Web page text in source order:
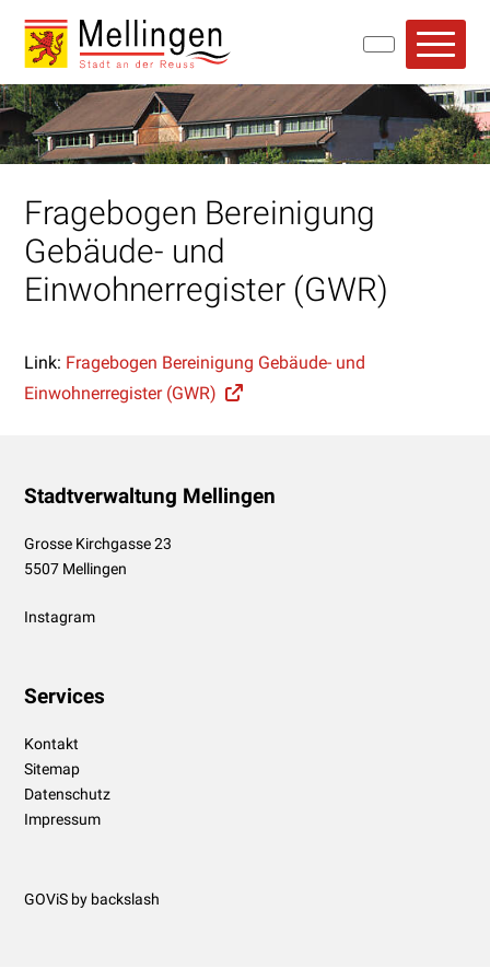
Navigieren in Mellingen
Schnellnavigation
Fragebogen Bereinigung
Gebäude- und
Einwohnerregister (GWR)
Link: Fragebogen Bereinigung Gebäude- und
Einwohnerregister (GWR)
Footer
Stadtverwaltung Mellingen
Grosse Kirchgasse 23
5507 Mellingen
Instagram
Services
Kontakt
Sitemap
Datenschutz
Impressum
GOViS by backslash